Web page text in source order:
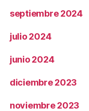
septiembre 2024
julio 2024
junio 2024
diciembre 2023
noviembre 2023